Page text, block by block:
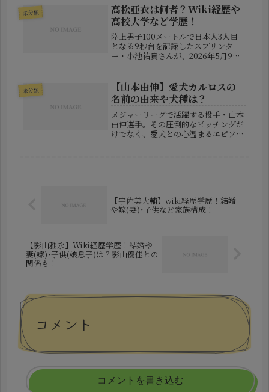
進気鋭の作家だっただけに、突然の訃
報に驚きの声が相次いでいます。この
記...
未分類
高松亜衣は何者？Wiki経歴や
高校大学など学歴！
陸上男子100メートルで日本人3人目
となる9秒台を記録したスプリンタ
ー・小池祐貴さんが、2026年5月9日
ストの高松亜衣さんです。小池祐貴さ
んは自身のSNSで、「互いに“こ...
未分類
【山本由伸】愛犬カルロスの
名前の由来や犬種は？
メジャーリーグで活躍する投手・山本
由伸選手。その圧倒的なピッチングだ
けでなく、愛犬との心温まるエピソー
【宇佐美大輔】wiki経歴学歴！結婚
や嫁(妻)･子供など家族構成！
【影山雅永】Wiki経歴学歴！結婚や
妻(嫁)･子供(娘息子)は？影山優佳との
関係も！
コメント
コメントを書き込む